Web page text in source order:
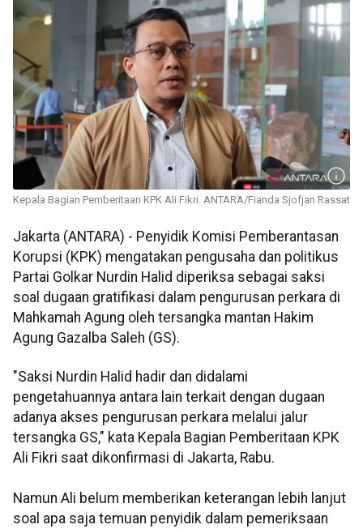
Kepala Bagian Pemberitaan KPK Ali Fikri. ANTARA/Fianda Sjofjan Rassat
Jakarta (ANTARA) - Penyidik Komisi Pemberantasan
Korupsi (KPK) mengatakan pengusaha dan politikus
Partai Golkar Nurdin Halid diperiksa sebagai saksi
soal dugaan gratifikasi dalam pengurusan perkara di
Mahkamah Agung oleh tersangka mantan Hakim
Agung Gazalba Saleh (GS).
"Saksi Nurdin Halid hadir dan didalami
pengetahuannya antara lain terkait dengan dugaan
adanya akses pengurusan perkara melalui jalur
tersangka GS," kata Kepala Bagian Pemberitaan KPK
Ali Fikri saat dikonfirmasi di Jakarta, Rabu.
Namun Ali belum memberikan keterangan lebih lanjut
soal apa saja temuan penyidik dalam pemeriksaan